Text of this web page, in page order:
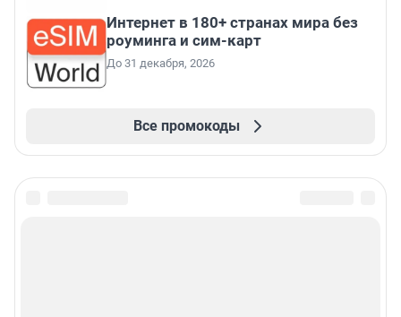
Интернет в 180+ странах мира без
роуминга и сим-карт
До 31 декабря, 2026
Все промокоды